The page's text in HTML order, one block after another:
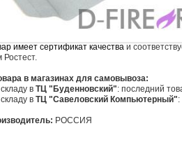
имеет сертификат качества и
Ростест.
в магазинах для самовывоза:
в ТЦ "Буденновский": последний
в ТЦ "Савеловский Компьютерный"
РОССИЯ